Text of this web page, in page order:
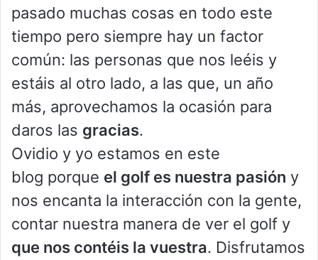
pasado muchas cosas en todo este
tiempo pero siempre hay un factor
común: las personas que nos leéis y
estáis al otro lado, a las que, un año
más, aprovechamos la ocasión para
daros las gracias.
Ovidio y yo estamos en este
blog porque el golf es nuestra pasión y
nos encanta la interacción con la gente,
contar nuestra manera de ver el golf y
que nos contéis la vuestra. Disfrutamos